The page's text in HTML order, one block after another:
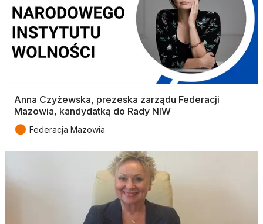
Anna Czyżewska, prezeska zarządu Federacji
Mazowia, kandydatką do Rady NIW
● Federacja Mazowia